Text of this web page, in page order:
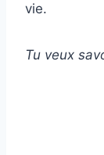
vie.
Tu veux